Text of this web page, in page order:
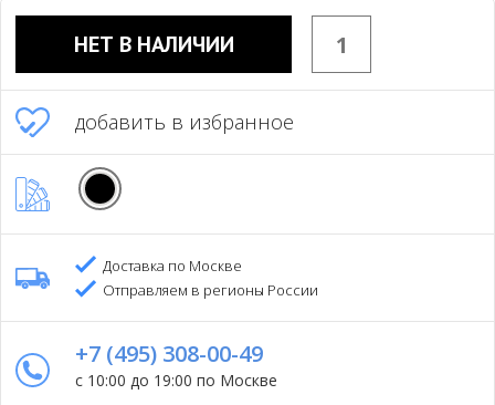
НЕТ В НАЛИЧИИ
добавить в избранное
Доставка по Москве
Отправляем в регионы России
+7 (495) 308-00-49
с 10:00 до 19:00 по Москве